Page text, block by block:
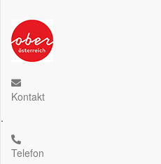
Kontakt
.
Telefon